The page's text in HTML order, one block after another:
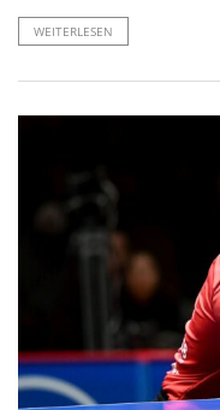
WEITERLESEN